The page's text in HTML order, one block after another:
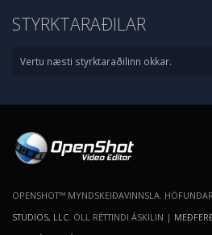
STYRKTARAÐILAR
Vertu næsti styrktaraðilinn okkar.
OPENSHOT™ MYNDSKEIÐAVINNSLA.
STUDIOS, LLC . ÖLL RÉTTINDI ÁSKILIN |